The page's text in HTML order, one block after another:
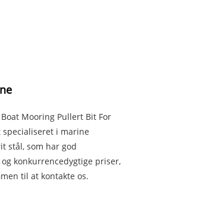
Mooring Pullert Bit For
i marine
stål, som har god
konkurrencedygtige priser,
til at kontakte os.